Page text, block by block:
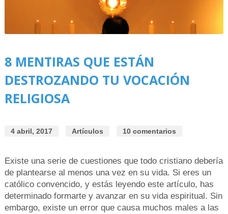
8 MENTIRAS QUE ESTÁN
DESTROZANDO TU VOCACIÓN
RELIGIOSA
4 abril, 2017 Artículos 10 comentarios
Existe una serie de cuestiones que todo cristiano debería
de plantearse al menos una vez en su vida. Si eres un
católico convencido, y estás leyendo este artículo, has
determinado formarte y avanzar en su vida espiritual. Sin
embargo, existe un error que causa muchos males a las